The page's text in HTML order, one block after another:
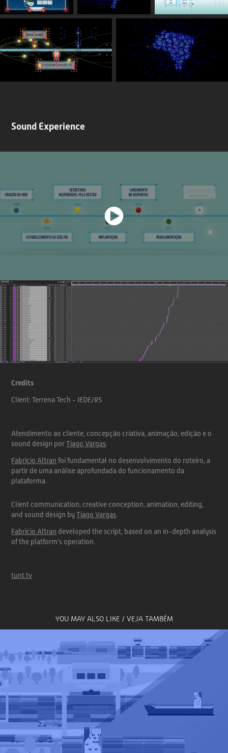
Sound Experience
Credits
Client:Terrena Tech - IEDE/RS
Atendimento ao cliente, concepção criativa, animação, edição e o
sound design porTiago Vargas.
Fabrício Altran foi fundamental no desenvolvimento do roteiro, a
partir de uma análise aprofundada do funcionamento da
plataforma.
Client communication, creative conception, animation, editing,
and sound design byTiago Vargas.
Fabrício Altran developed the script, based on an in-depthanalysis
of the platform's operation.
tunt.tv
YOU MAY ALSO LIKE / VEJA TAMBÉM